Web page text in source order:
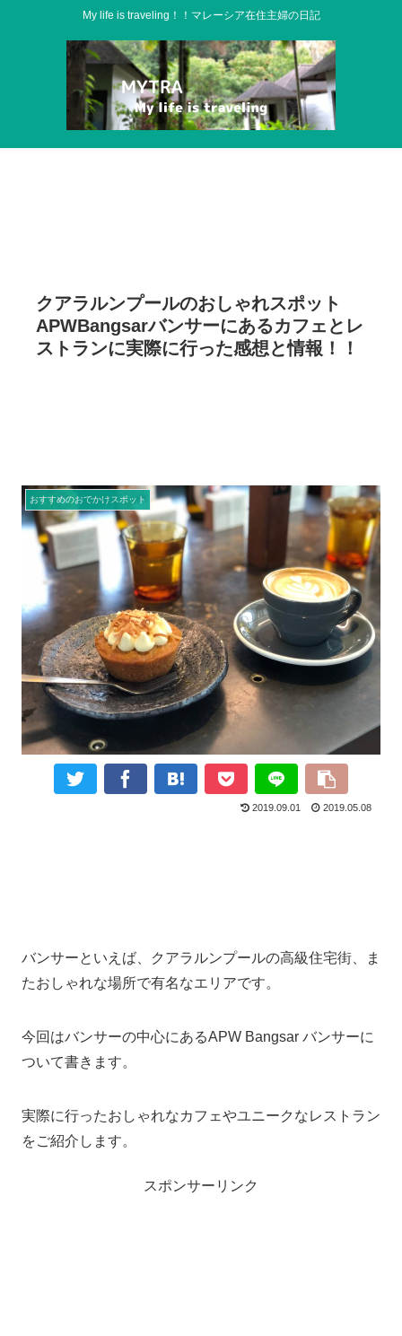
My life is traveling！！マレーシア在住主婦の日記
クアラルンプールのおしゃれスポット
APWBangsarバンサーにあるカフェとレ
ストランに実際に行った感想と情報！！
おすすめのおでかけスポット
2019.09.01 2019.05.08
バンサーといえば、クアラルンプールの高級住宅街、ま
たおしゃれな場所で有名なエリアです。
今回はバンサーの中心にあるAPW Bangsar バンサーに
ついて書きます。
実際に行ったおしゃれなカフェやユニークなレストラン
をご紹介します。
スポンサーリンク